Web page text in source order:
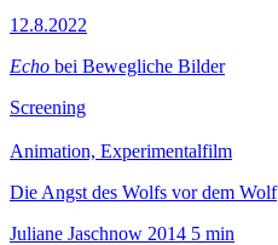
12.8.2022
Echo bei Bewegliche Bilder
Screening
Animation, Experimentalfilm
Die Angst des Wolfs vor dem Wolf
Juliane Jaschnow 2014 5 min